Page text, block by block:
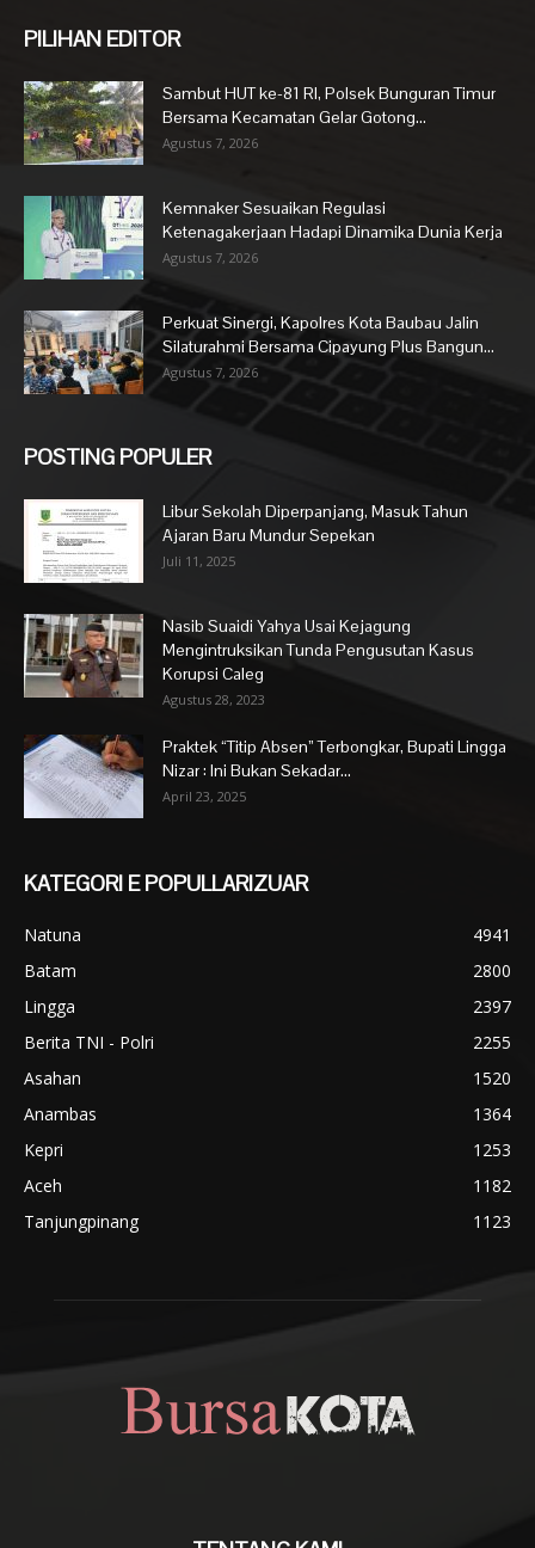
PILIHAN EDITOR
Sambut HUT ke-81 RI, Polsek Bunguran Timur
Bersama Kecamatan Gelar Gotong...
Agustus 7, 2026
Kemnaker Sesuaikan Regulasi
Ketenagakerjaan Hadapi Dinamika Dunia Kerja
Agustus 7, 2026
Perkuat Sinergi, Kapolres Kota Baubau Jalin
Silaturahmi Bersama Cipayung Plus Bangun...
Agustus 7, 2026
POSTING POPULER
Libur Sekolah Diperpanjang, Masuk Tahun
Ajaran Baru Mundur Sepekan
Juli 11, 2025
Nasib Suaidi Yahya Usai Kejagung
Mengintruksikan Tunda Pengusutan Kasus
Korupsi Caleg
Agustus 28, 2023
Praktek “Titip Absen” Terbongkar, Bupati Lingga
Nizar : Ini Bukan Sekadar...
April 23, 2025
KATEGORI E POPULLARIZUAR
Natuna
4941
Batam
2800
Lingga
2397
Berita TNI - Polri
2255
Asahan
1520
Anambas
1364
Kepri
1253
Aceh
1182
Tanjungpinang
1123